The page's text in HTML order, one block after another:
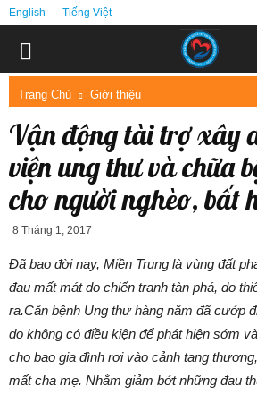
English Tiếng Việt
Trang Chủ Giới thiệu
Vận động tài trợ xây
viện ung thư và chữa
cho người nghèo, bất
8 Tháng 1, 2017
Đã bao đời nay, Miền Trung là vùng đất
đau mất mát do chiến tranh tàn phá, do
ra.Căn bệnh Ung thư hàng năm đã cướp
do không có điều kiện để phát hiện sớm
cho bao gia đình rơi vào cảnh tang
mất cha mẹ. Nhằm giảm bớt những đau